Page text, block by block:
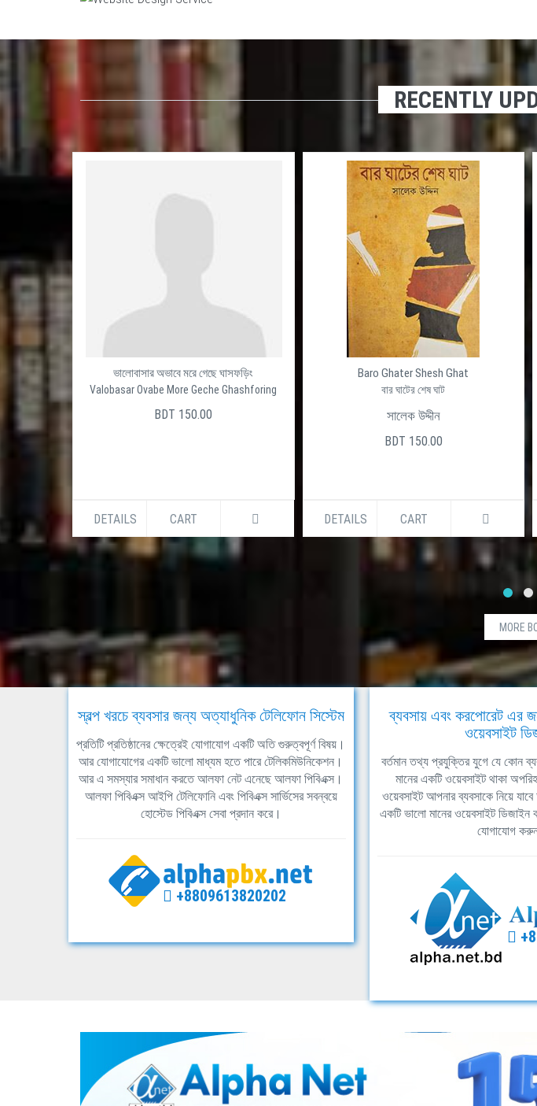
RECENTLY
ভালোবাসার অভাবে মরে গেছে ঘাসফড়িং
Valobasar Ovabe More Geche Ghashforing
BDT 150.00
DETAILS CART
Baro Ghater Shesh Ghat
বার ঘাটের শেষ ঘাট
সালেক উদ্দীন
BDT 150.00
DETAILS CART
MORE
স্বল্প খরচে ব্যবসার জন্য অত্যাধুনিক টেলিফোন সিস্টেম
প্রতিটি প্রতিষ্ঠানের ক্ষেত্রেই যোগাযোগ একটি অতি গুরুত্বপূর্ণ বিষয়।
আর যোগাযোগের একটি ভালো মাধ্যম হতে পারে টেলিকমিউনিকেশন।
আর এ সমস্যার সমাধান করতে আলফা নেট এনেছে আলফা পিবিএক্স।
আলফা পিবিএক্স আইপি টেলিফোনি এবং পিবিএক্স সার্ভিসের সবন্বয়ে
হোস্টেড পিবিএক্স সেবা প্রদান করে।
+8809613820202
ব্যবসায় এবং করপোরেট এর
ওয়েবসাইট
বর্তমান তথ্য প্রযুক্তির যুগে যে কোন
মানের একটি ওয়েবসাইট থাকা
ওয়েবসাইট আপনার ব্যবসাকে নিয়ে
একটি ভালো মানের ওয়েবসাইট
যোগাযোগ